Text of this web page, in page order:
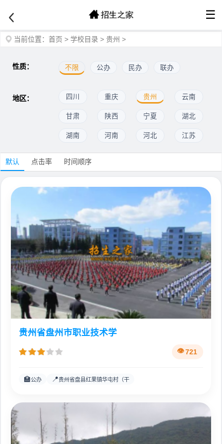
☰
当前位置： 首页 > 学校目录 > 贵州 >
性质： 不限 公办 民办 联办
地区： 四川 重庆 贵州 云南
甘肃 陕西 宁夏 湖北
湖南 河南 河北 江苏
默认 点击率 时间顺序
贵州省盘州市职业技术学
721
🏫公办 📍贵州省盘县红果镇华屯村（干